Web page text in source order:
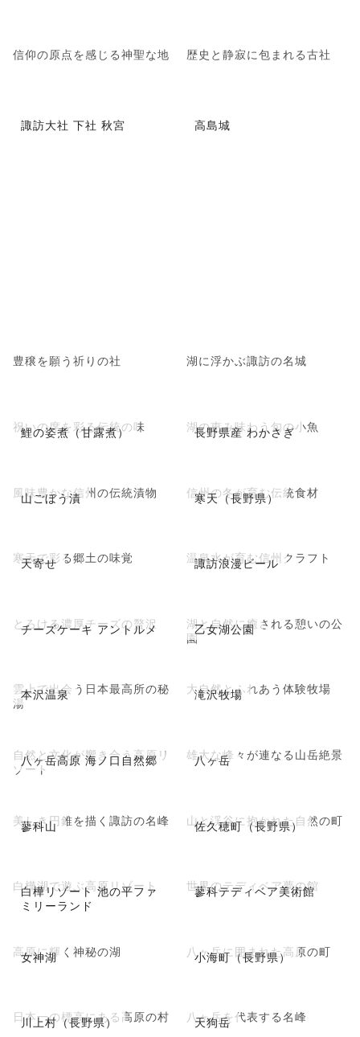
信仰の原点を感じる神聖な地 歴史と静寂に包まれる古社
諏訪大社 下社 秋宮
豊穣を願う祈りの社
高島城
湖に浮かぶ諏訪の名城
鯉の姿煮（甘露煮）
祝いの席を彩る伝統の味 長野県産 わかさぎ
湖の恵み味わう旬の小魚
山ごぼう漬
風味豊かな信州の伝統漬物 寒天（長野県）
信州の冬が育む伝統食材
天寄せ
寒天で彩る郷土の味覚 諏訪浪漫ビール
温泉水が育む信州クラフト
チーズケーキ アントルメ
とろける濃厚チーズの贅沢 乙女湖公園
湖と自然に癒される憩いの公
園
本沢温泉
雲上で出会う日本最高所の秘
湯
滝沢牧場
大自然とふれあう体験牧場
八ヶ岳高原 海ノ口自然郷
自然と文化が響き合う高原リ
ゾート
八ヶ岳
雄大な峰々が連なる山岳絶景
蓼科山
美しき円錐を描く諏訪の名峰 佐久穂町（長野県）
山と渓谷に抱かれた自然の町
白樺リゾート 池の平ファ
ミリーランド
白樺湖で遊ぶ高原リゾート 蓼科テディベア美術館
世界のテディベア夢の館
女神湖
高原に輝く神秘の湖 小海町（長野県）
八ヶ岳に囲まれた高原の町
川上村（長野県）
日本一の標高にある高原の村 天狗岳
八ヶ岳を代表する名峰